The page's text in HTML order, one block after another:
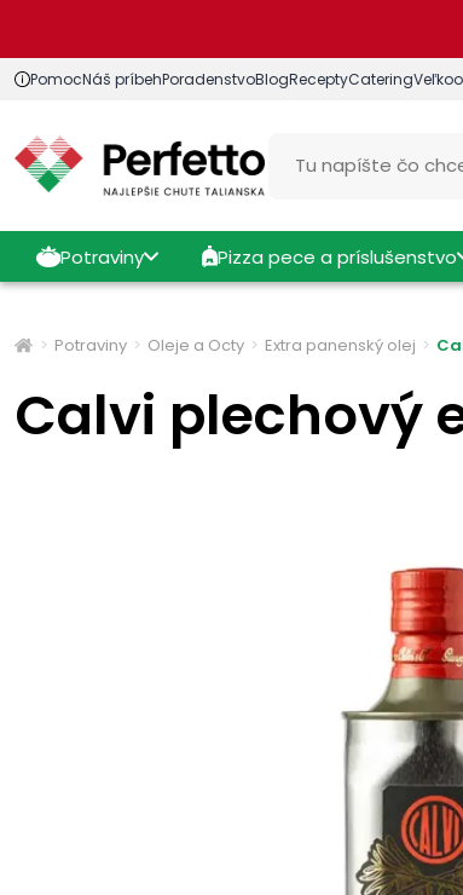
PomocNáš príbehPoradenstvoBlogReceptyCatering
Potraviny Pizza pece a príslušenstvo
Potraviny Oleje a Octy Extra panenský olej
Calvi plechový